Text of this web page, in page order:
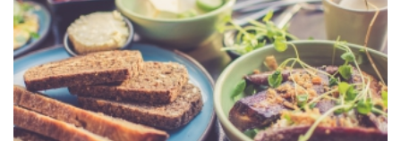
KÖZEL-KELET
AUSZTRÁLIA
A VILÁG ITTHON